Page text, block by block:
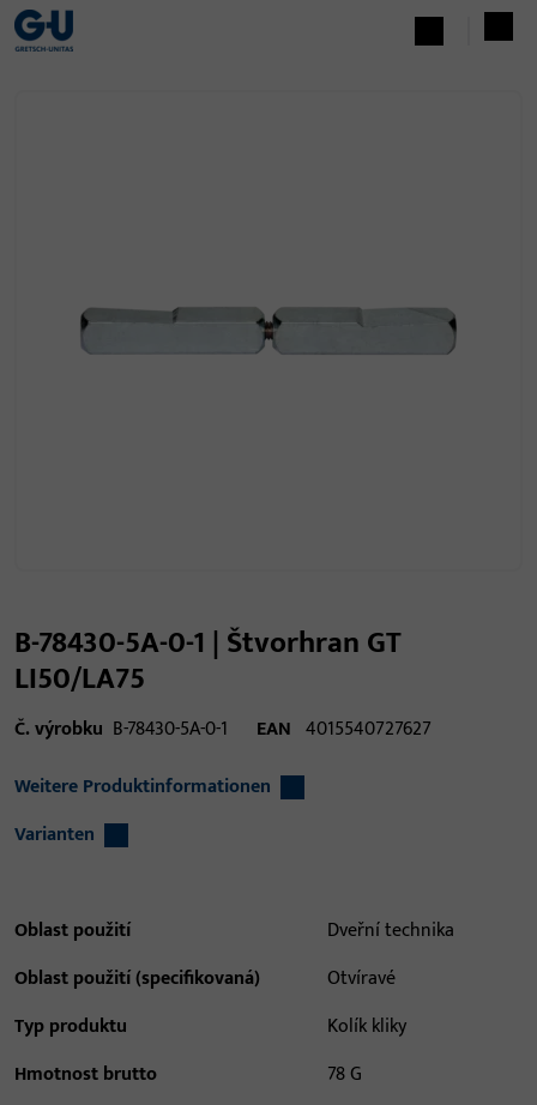
B-78430-5A-0-1 | Štvorhran GT
LI50/LA75
Č. výrobku B-78430-5A-0-1 EAN 4015540727627
Weitere Produktinformationen
Varianten
Oblast použití
Dveřní technika
Oblast použití (specifikovaná)
Otvíravé
Typ produktu
Kolík kliky
Hmotnost brutto
78 G